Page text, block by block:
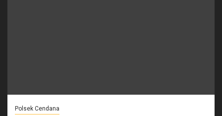
Polsek Cendana